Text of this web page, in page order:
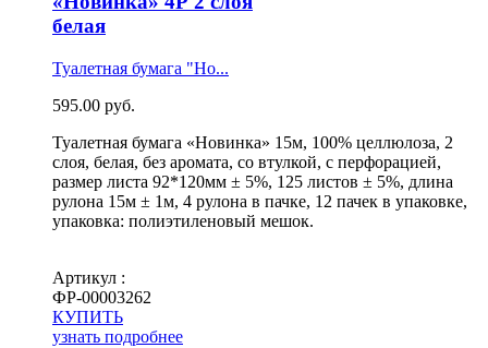
белая
Туалетная бумага "Но...
595.00 руб.
Туалетная бумага «Новинка» 15м, 100% целлюлоза, 2
слоя, белая, без аромата, со втулкой, с перфорацией,
размер листа 92*120мм ± 5%, 125 листов ± 5%, длина
рулона 15м ± 1м, 4 рулона в пачке, 12 пачек в упаковке,
упаковка: полиэтиленовый мешок.
Артикул :
ФР-00003262
КУПИТЬ
узнать подробнее